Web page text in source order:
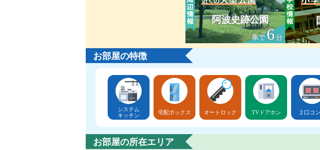
阿波史跡公園
車で6分
お部屋の特徴
システム
キッチン
宅配ボックス オートロック TVドアホン ２口コ
お部屋の所在エリア